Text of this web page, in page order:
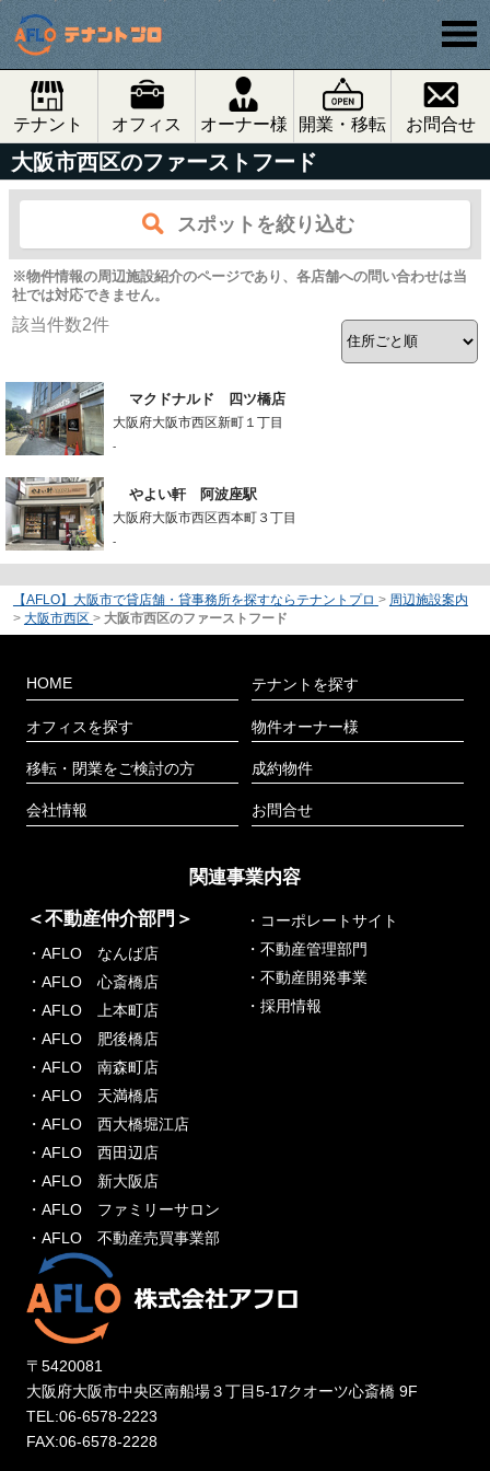
テナント オフィス オーナー様 開業・移転 お問合せ
大阪市西区のファーストフード
スポットを絞り込む
※物件情報の周辺施設紹介のページであり、各店舗への問い合わせは当
社では対応できません。
該当件数2件
マクドナルド 四ツ橋店
大阪府大阪市西区新町１丁目
-
やよい軒 阿波座駅
大阪府大阪市西区西本町３丁目
-
【AFLO】大阪市で貸店舗・貸事務所を探すならテナントプロ > 周辺施設案内
> 大阪市西区 > 大阪市西区のファーストフード
HOME
オフィスを探す
移転・閉業をご検討の方
会社情報
テナントを探す
物件オーナー様
成約物件
お問合せ
関連事業内容
＜不動産仲介部門＞
・AFLO なんば店
・AFLO 心斎橋店
・AFLO 上本町店
・AFLO 肥後橋店
・AFLO 南森町店
・AFLO 天満橋店
・AFLO 西大橋堀江店
・AFLO 西田辺店
・AFLO 新大阪店
・AFLO ファミリーサロン
・AFLO 不動産売買事業部
・コーポレートサイト
・不動産管理部門
・不動産開発事業
・採用情報
〒5420081
大阪府大阪市中央区南船場３丁目5-17クオーツ心斎橋 9F
TEL:06-6578-2223
FAX:06-6578-2228